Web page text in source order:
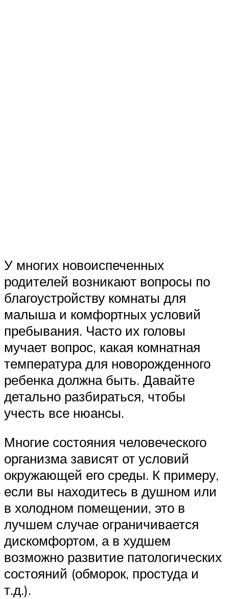
У многих новоиспеченных
родителей возникают вопросы по
благоустройству комнаты для
малыша и комфортных условий
пребывания. Часто их головы
мучает вопрос, какая комнатная
температура для новорожденного
ребенка должна быть. Давайте
детально разбираться, чтобы
учесть все нюансы.
Многие состояния человеческого
организма зависят от условий
окружающей его среды. К примеру,
если вы находитесь в душном или
в холодном помещении, это в
лучшем случае ограничивается
дискомфортом, а в худшем
возможно развитие патологических
состояний (обморок, простуда и
т.д.).